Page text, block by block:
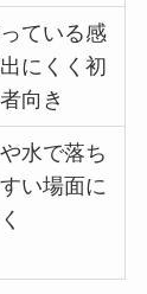
ている感
にくく初
向き
水で落ち
い場面に